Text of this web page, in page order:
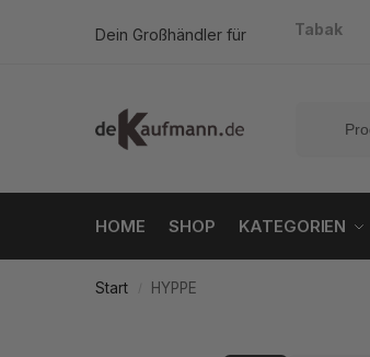
Dein Großhändler für Tabak
HOME SHOP KATEGORIEN
Start HYPPE